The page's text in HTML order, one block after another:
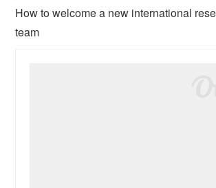
How to welcome a new international
team